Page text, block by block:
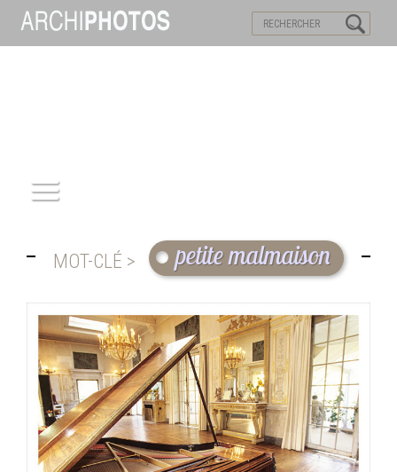
PATRIMOINE
REPORTAGE
INFOS
PORTFOLIO
MOT-CLÉ > petite malmaison